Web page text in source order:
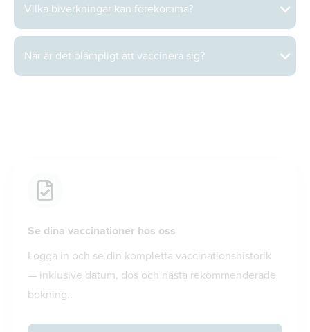
Vilka biverkningar kan förekomma?
När är det olämpligt att vaccinera sig?
Se dina vaccinationer hos oss
Logga in och se din kompletta vaccinationshistorik
— inklusive datum, dos och nästa rekommenderade
bokning..